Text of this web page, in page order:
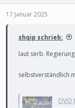
17 Januar 2025
shqip schrieb:
laut serb.
selbstverständlich
OVO JE